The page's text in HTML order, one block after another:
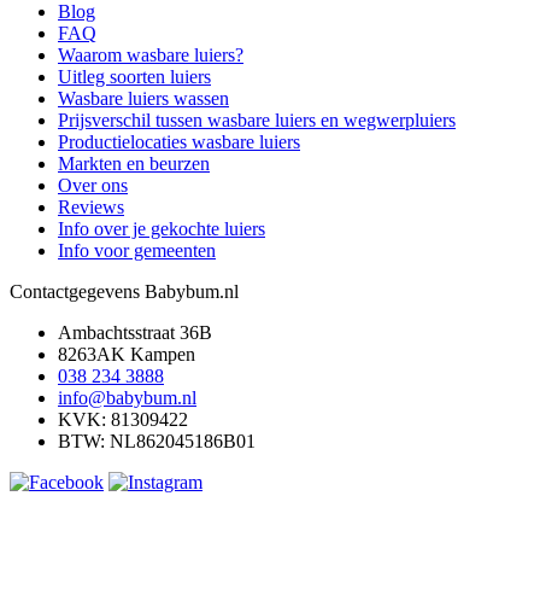
Blog
FAQ
Waarom wasbare luiers?
Uitleg soorten luiers
Wasbare luiers wassen
Prijsverschil tussen wasbare luiers en wegwerpluiers
Productielocaties wasbare luiers
Markten en beurzen
Over ons
Reviews
Info over je gekochte luiers
Info voor gemeenten
Contactgegevens Babybum.nl
Ambachtsstraat 36B
8263AK Kampen
038 234 3888
info@babybum.nl
KVK: 81309422
BTW: NL862045186B01